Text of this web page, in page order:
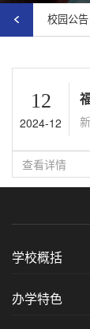
校园公告
12
2024-12
查看详情
学校概括
办学特色